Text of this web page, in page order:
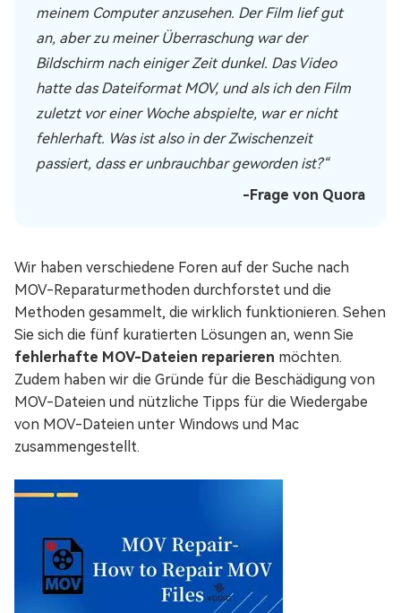
meinem Computer anzusehen. Der Film lief gut
an, aber zu meiner Überraschung war der
Bildschirm nach einiger Zeit dunkel. Das Video
hatte das Dateiformat MOV, und als ich den Film
zuletzt vor einer Woche abspielte, war er nicht
fehlerhaft. Was ist also in der Zwischenzeit
passiert, dass er unbrauchbar geworden ist?“
-Frage von Quora
Wir haben verschiedene Foren auf der Suche nach
MOV-Reparaturmethoden durchforstet und die
Methoden gesammelt, die wirklich funktionieren. Sehen
Sie sich die fünf kuratierten Lösungen an, wenn Sie
fehlerhafte MOV-Dateien reparieren möchten.
Zudem haben wir die Gründe für die Beschädigung von
MOV-Dateien und nützliche Tipps für die Wiedergabe
von MOV-Dateien unter Windows und Mac
zusammengestellt.